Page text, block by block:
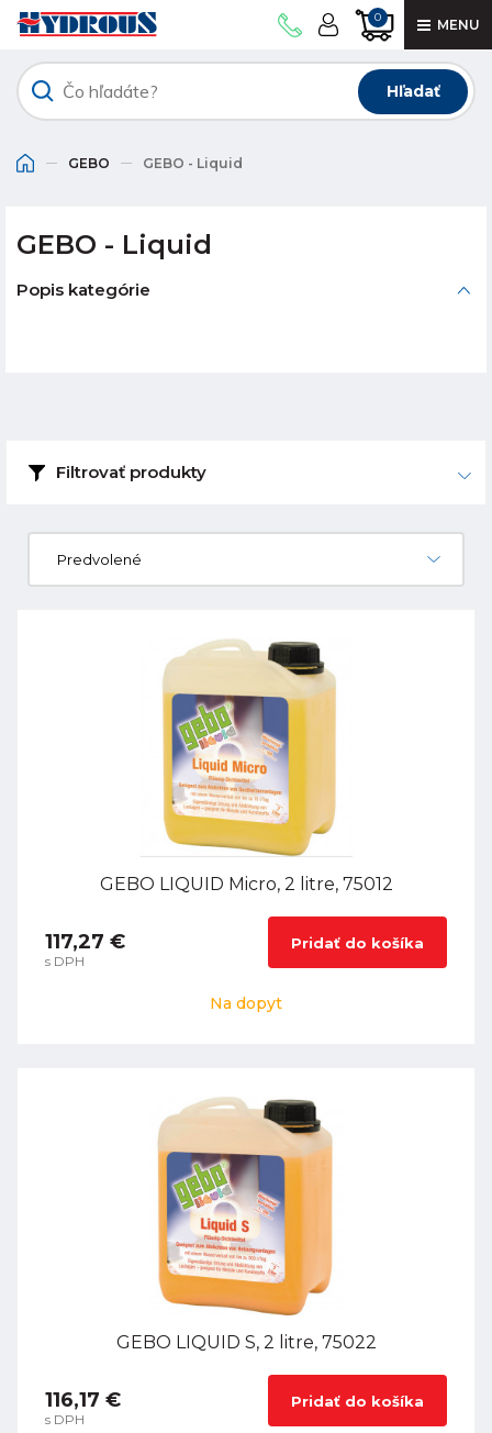
0 MENU
Hľadať
GEBO GEBO - Liquid
GEBO - Liquid
Popis kategórie
Filtrovať produkty
Predvolené
GEBO LIQUID Micro, 2 litre, 75012
117,27 €
s DPH
Pridať do košíka
Na dopyt
GEBO LIQUID S, 2 litre, 75022
116,17 €
s DPH
Pridať do košíka